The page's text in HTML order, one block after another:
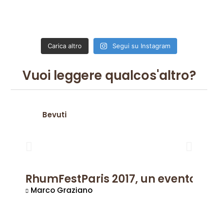
Carica altro Segui su Instagram
Vuoi leggere qualcos'altro?
Bevuti
RhumFestParis 2017, un evento
Marco Graziano